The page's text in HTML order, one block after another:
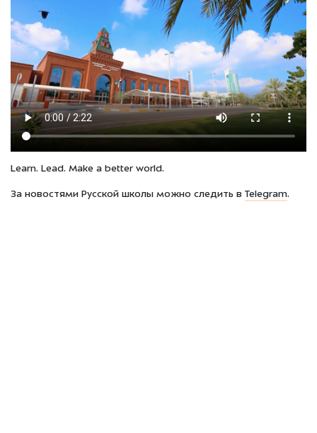
Learn. Lead. Make a better world.
За новостями Русской школы можно следить в Telegram.